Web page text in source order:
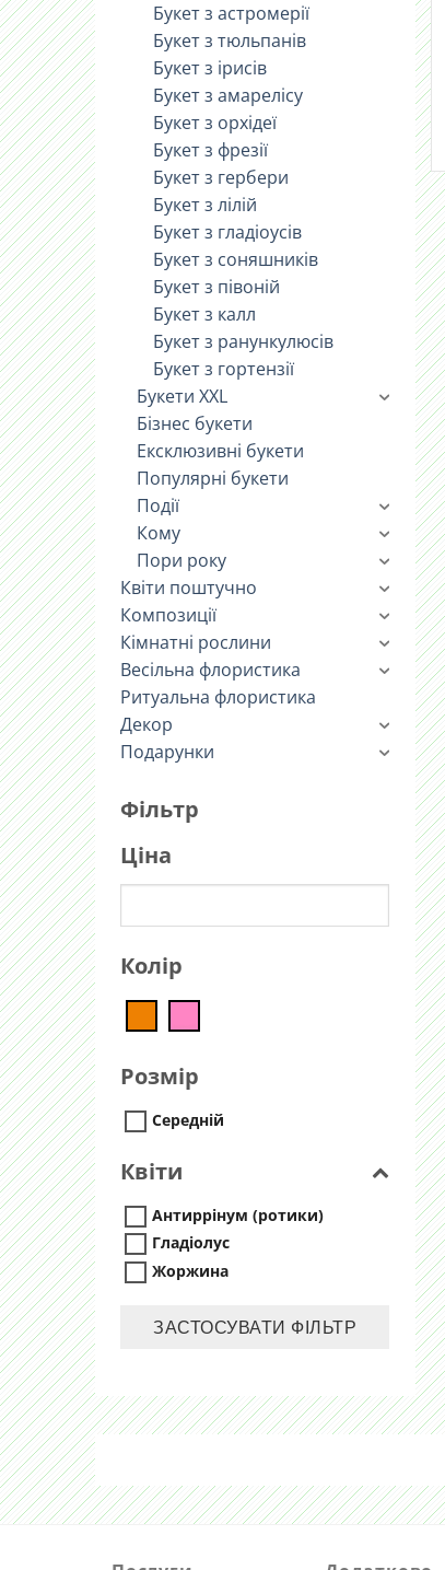
Букет з астромерії
Букет з тюльпанів
Букет з ірисів
Букет з амарелісу
Букет з орхідеї
Букет з фрезії
Букет з гербери
Букет з лілій
Букет з гладіоусів
Букет з соняшників
Букет з півоній
Букет з калл
Букет з ранункулюсів
Букет з гортензії
Букети XXL
Бізнес букети
Ексклюзивні букети
Популярні букети
Події
Кому
Пори року
Квіти поштучно
Композиції
Кімнатні рослини
Весільна флористика
Ритуальна флористика
Декор
Подарунки
Фільтр
Ціна
Колір
Розмір
Середній
Квіти
Антиррінум (ротики)
Гладіолус
Жоржина
ЗАСТОСУВАТИ ФІЛЬТР